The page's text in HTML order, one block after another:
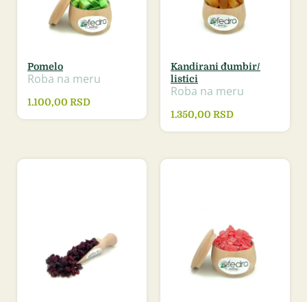
Pomelo
Roba na meru
1.100,00 RSD
Kandirani đumbir/
listici
Roba na meru
1.350,00 RSD